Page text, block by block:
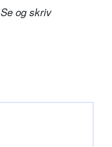
Se og skriv